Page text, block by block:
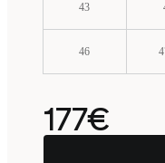
43
46
177€